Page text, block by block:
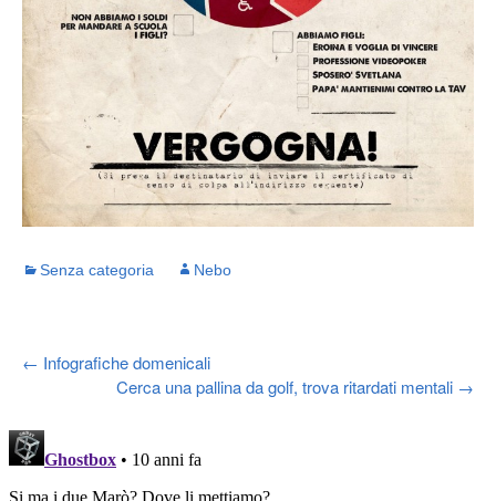
Senza categoria Nebo
Post
navigation
← Infografiche domenicali
Cerca una pallina da golf, trova ritardati mentali →